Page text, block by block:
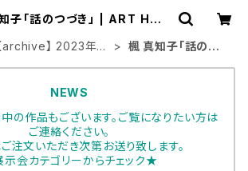
子「話のつづき」 | ART HOU
【archive】 2023年展
楓 真知子「話のつ
NEWS
の作品もございます。ご覧になりたい方は
ご連絡ください。
注文いただき次第お送り致します。
会カテゴリーからチェック★